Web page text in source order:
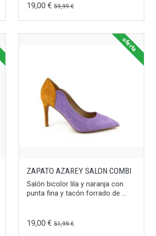
19,00 €59,99 €
ZAPATO AZAREY SALON COMBI
Salón bicolor lila y naranja con
punta fina y tacón forrado de ...
19,00 €51,99 €
oferta